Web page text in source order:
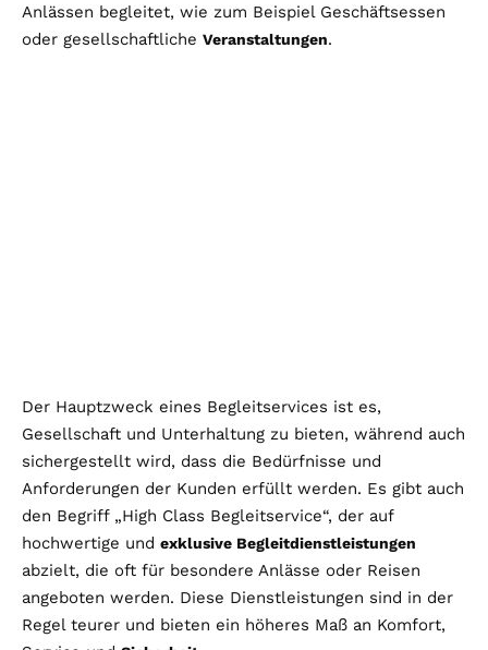
Anlässen begleitet, wie zum Beispiel Geschäftsessen
oder gesellschaftliche Veranstaltungen.
Der Hauptzweck eines Begleitservices ist es,
Gesellschaft und Unterhaltung zu bieten, während auch
sichergestellt wird, dass die Bedürfnisse und
Anforderungen der Kunden erfüllt werden. Es gibt auch
den Begriff „High Class Begleitservice“, der auf
hochwertige und exklusive Begleitdienstleistungen
abzielt, die oft für besondere Anlässe oder Reisen
angeboten werden. Diese Dienstleistungen sind in der
Regel teurer und bieten ein höheres Maß an Komfort,